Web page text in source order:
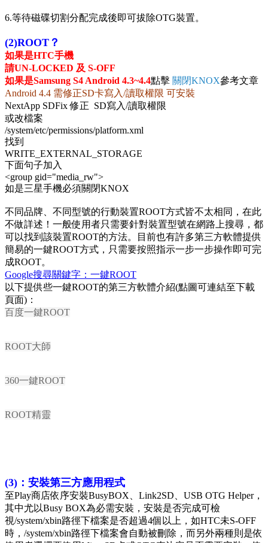
6.等待磁碟切割分配完成後即可拔除OTG裝置。
(2)ROOT？
如果是HTC手機
請UN-LOCKED 及 S-OFF
如果是Samsung S4 Android 4.3~4.4點擊 關閉KNOX參考文章
Android 4.4 需修正SD卡寫入/讀取權限 可安裝
NextApp SDFix 修正 SD寫入/讀取權限
或改檔案
/system/etc/permissions/platform.xml
找到
WRITE_EXTERNAL_STORAGE
下面句子加入
<group gid="media_rw">
如是三星手機必須關閉KNOX
不同品牌、不同型號的行動裝置ROOT方式皆不太相同，在此
不做詳述！一般使用者只需要針對裝置型號在網路上搜尋，都
可以找到該裝置ROOT的方法。目前也有許多第三方軟體提供
簡易的一鍵ROOT方式，只需要按照指示一步一步操作即可完
成ROOT。
Google搜尋關鍵字：一鍵ROOT
以下提供些一鍵ROOT的第三方軟體介紹(點圖可連結至下載
頁面)：
百度一鍵ROOT
ROOT大師
360一鍵ROOT
ROOT精靈
(3)：安裝第三方應用程式
至Play商店依序安裝BusyBOX、Link2SD、USB OTG Helper，
其中尤以Busy BOX為必需安裝，安裝是否完成可檢
視/system/xbin路徑下檔案是否超過4個以上，如HTC未S-OFF
時，/system/xbin路徑下檔案會自動被刪除，而另外兩種則是依